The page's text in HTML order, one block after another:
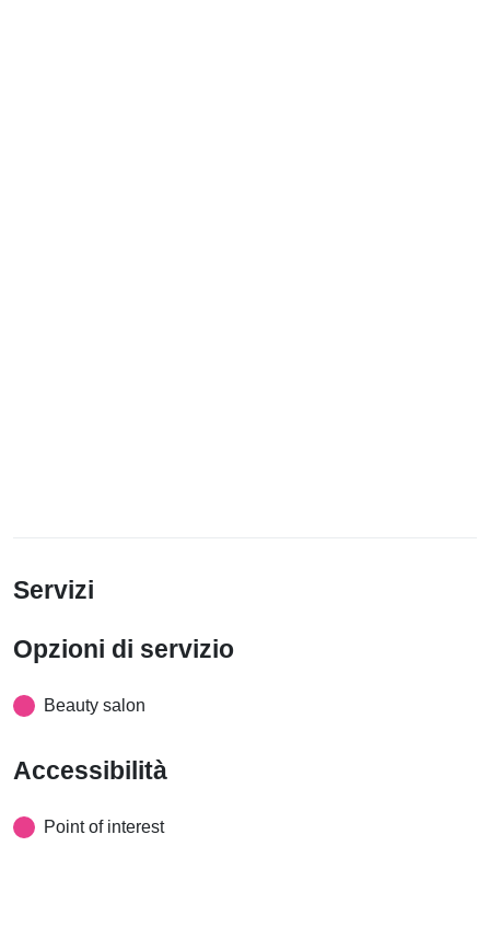
Servizi
Opzioni di servizio
Beauty salon
Accessibilità
Point of interest